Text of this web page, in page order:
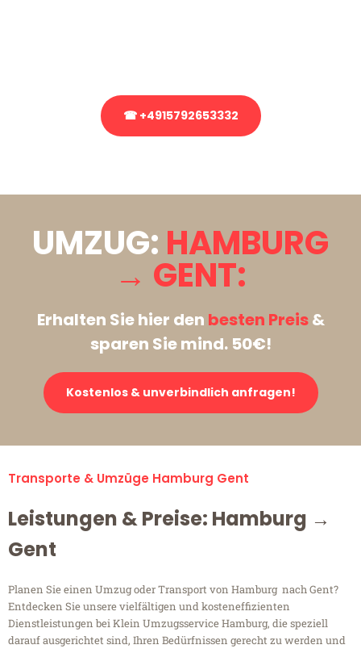
☎ +4915792653332
UMZUG: HAMBURG
→ GENT:
Erhalten Sie hier den besten Preis&
sparen Sie mind. 50€!
Kostenlos & unverbindlich anfragen!
Transporte & Umzüge Hamburg Gent
Leistungen & Preise: Hamburg →
Gent
Planen Sie einen Umzug oder Transport von Hamburg nach Gent?
Entdecken Sie unsere vielfältigen und kosteneffizienten
Dienstleistungen bei Klein Umzugsservice Hamburg, die speziell
darauf ausgerichtet sind, Ihren Bedürfnissen gerecht zu werden und